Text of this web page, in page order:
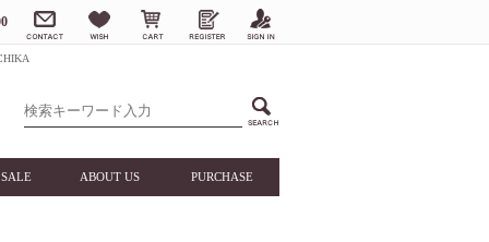
SALE ABOUT US PURCHASE